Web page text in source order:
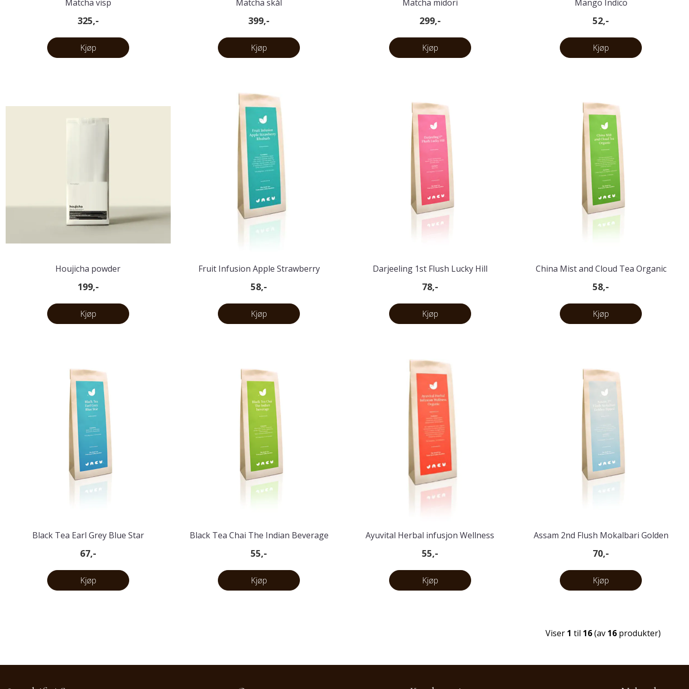
Matcha visp
325,-
Kjøp
Matcha skål
399,-
Kjøp
Matcha midori
299,-
Kjøp
Mango Indico
52,-
Kjøp
Houjicha powder
199,-
Kjøp
Fruit Infusion Apple Strawberry
Rhubarb
58,-
Kjøp
Darjeeling 1st Flush Lucky Hill
78,-
Kjøp
China Mist and Cloud Tea Organic
58,-
Kjøp
Black Tea Earl Grey Blue Star
67,-
Kjøp
Black Tea Chai The Indian Beverage
55,-
Kjøp
Ayuvital Herbal infusjon Wellness
Organic
55,-
Kjøp
Assam 2nd Flush Mokalbari Golden
Tipped
70,-
Kjøp
Viser 1 til 16(av 16produkter)